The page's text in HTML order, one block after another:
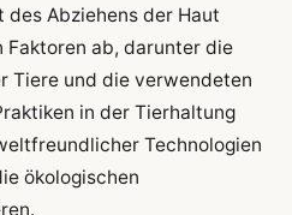
Abziehens der Haut
Faktoren ab, darunter die
Tiere und die verwendeten
in der Tierhaltung
Technologien
ökologischen